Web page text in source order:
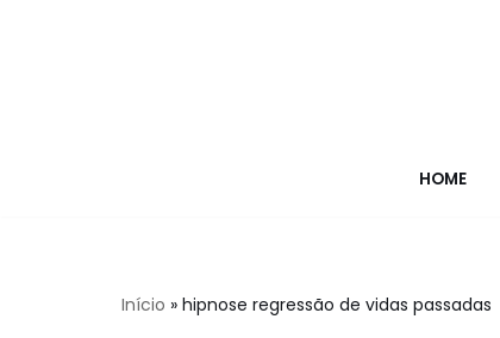
HOME
Início » hipnose regressão de vidas passadas